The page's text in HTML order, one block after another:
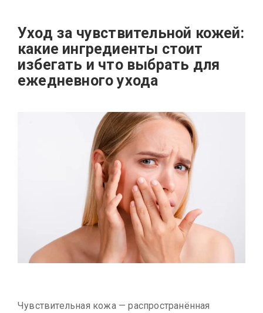
Уход за чувствительной кожей:
какие ингредиенты стоит
избегать и что выбрать для
ежедневного ухода
Чувствительная кожа — распространённая